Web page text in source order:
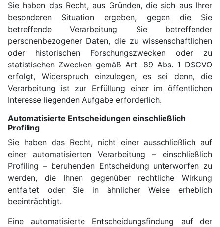
Sie haben das Recht, aus Gründen, die sich aus Ihrer
besonderen Situation ergeben, gegen die Sie
betreffende Verarbeitung Sie betreffender
personenbezogener Daten, die zu wissenschaftlichen
oder historischen Forschungszwecken oder zu
statistischen Zwecken gemäß Art. 89 Abs. 1 DSGVO
erfolgt, Widerspruch einzulegen, es sei denn, die
Verarbeitung ist zur Erfüllung einer im öffentlichen
Interesse liegenden Aufgabe erforderlich.
Automatisierte Entscheidungen einschließlich
Profiling
Sie haben das Recht, nicht einer ausschließlich auf
einer automatisierten Verarbeitung – einschließlich
Profiling – beruhenden Entscheidung unterworfen zu
werden, die Ihnen gegenüber rechtliche Wirkung
entfaltet oder Sie in ähnlicher Weise erheblich
beeinträchtigt.
Eine automatisierte Entscheidungsfindung auf der